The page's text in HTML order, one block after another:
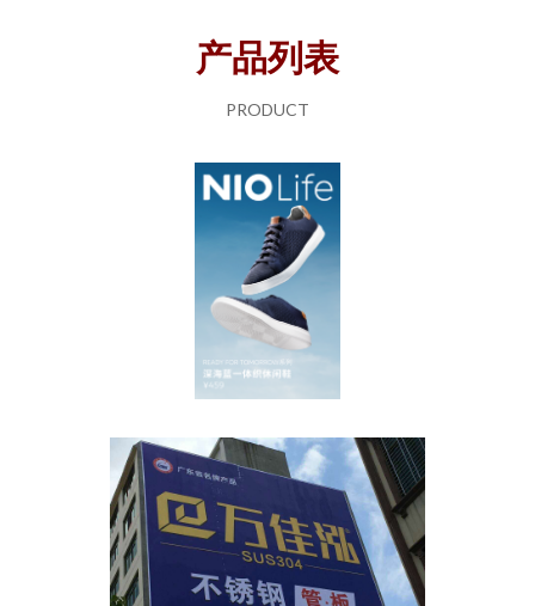
产品列表
PRODUCT